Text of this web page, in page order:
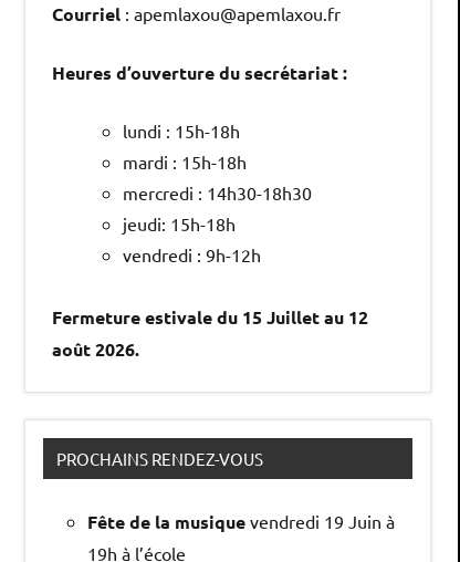
Courriel : apemlaxou@apemlaxou.fr
Heures d’ouverture du secrétariat :
lundi : 15h-18h
mardi : 15h-18h
mercredi : 14h30-18h30
jeudi: 15h-18h
vendredi : 9h-12h
Fermeture estivale du 15 Juillet au 12
août 2026.
PROCHAINS RENDEZ-VOUS
Fête de la musique vendredi 19 Juin à
19h à l’école